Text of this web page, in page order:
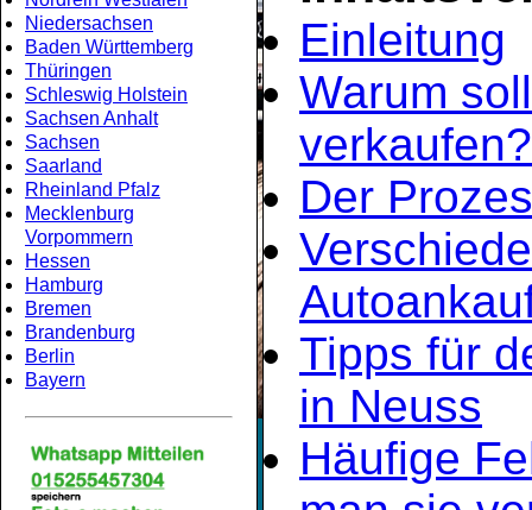
Niedersachsen
Baden Württemberg
Thüringen
Schleswig Holstein
Sachsen Anhalt
Sachsen
Saarland
Rheinland Pfalz
Mecklenburg
Vorpommern
Hessen
Hamburg
Bremen
Brandenburg
Berlin
Bayern
Einleitung
Warum
verkaufen?
Der
Tipps für
in Neuss
Häufige